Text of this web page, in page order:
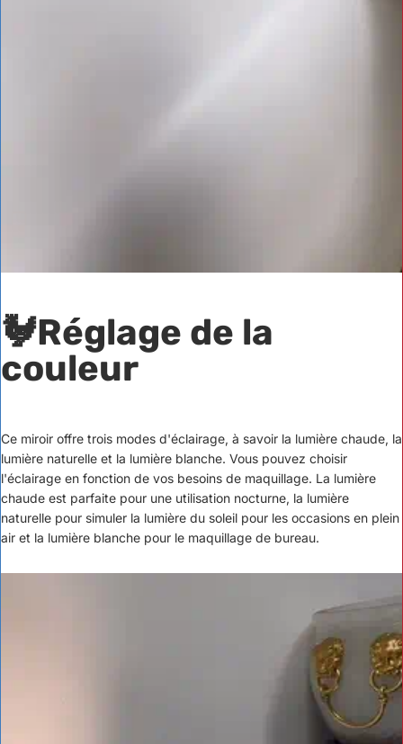
🐓Réglage de la
couleur
Ce miroir offre trois modes d'éclairage, à savoir la lumière chaude, la
lumière naturelle et la lumière blanche. Vous pouvez choisir
l'éclairage en fonction de vos besoins de maquillage. La lumière
chaude est parfaite pour une utilisation nocturne, la lumière
naturelle pour simuler la lumière du soleil pour les occasions en plein
air et la lumière blanche pour le maquillage de bureau.